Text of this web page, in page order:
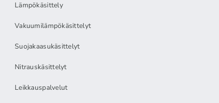
Lämpökäsittely
Vakuumilämpökäsittelyt
Suojakaasukäsittelyt
Nitrauskäsittelyt
Leikkauspalvelut